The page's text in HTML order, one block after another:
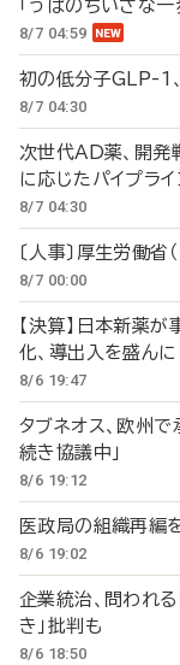
「うぱのちいさな一
8/7 04:59
初の低分子GLP-1
8/7 04:30
次世代AD薬、開
に応じたパイプラ
8/7 04:30
〔人事〕厚生労働
8/7 00:00
【決算】日本新薬
化、導出入を盛んに
8/6 19:47
タブネオス、欧州
続き協議中」
8/6 19:12
医政局の組織再
8/6 19:02
企業統治、問われ
き」批判も
8/6 18:50